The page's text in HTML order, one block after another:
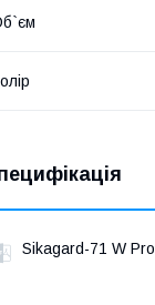
Sikagard-71 W